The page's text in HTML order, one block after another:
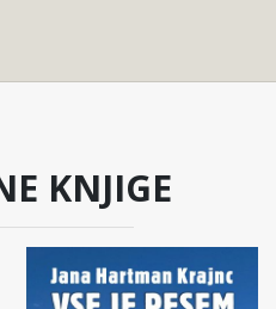
KNJIGE